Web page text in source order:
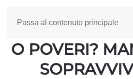
Passa al contenuto principale
RAI LIBRI:
O POVERI?